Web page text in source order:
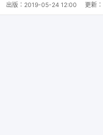
出版： 2019-05-24 12:00 更新：